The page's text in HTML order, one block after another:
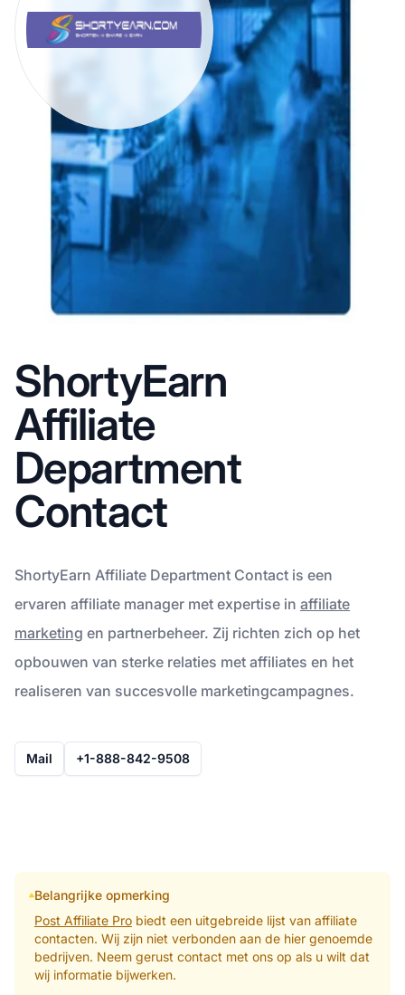
ShortyEarn
Affiliate
Department
Contact
ShortyEarn Affiliate Department Contact is een
ervaren affiliate manager met expertise in affiliate
marketing en partnerbeheer. Zij richten zich op het
opbouwen van sterke relaties met affiliates en het
realiseren van succesvolle marketingcampagnes.
Mail +1-888-842-9508
Belangrijke opmerking
Post Affiliate Probiedt een uitgebreide lijst van affiliate
contacten. Wij zijn niet verbonden aan de hier genoemde
bedrijven. Neem gerust contact met ons op als u wilt dat
wij informatie bijwerken.